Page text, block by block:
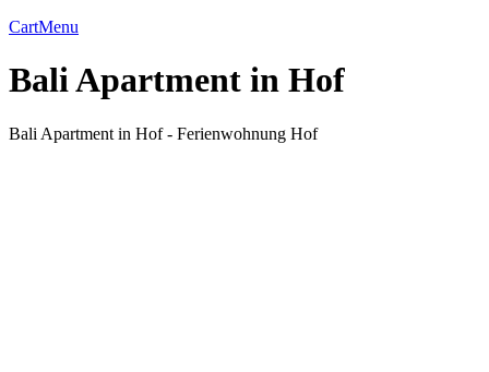
CartMenu
Bali Apartment in Hof
Bali Apartment in Hof - Ferienwohnung Hof